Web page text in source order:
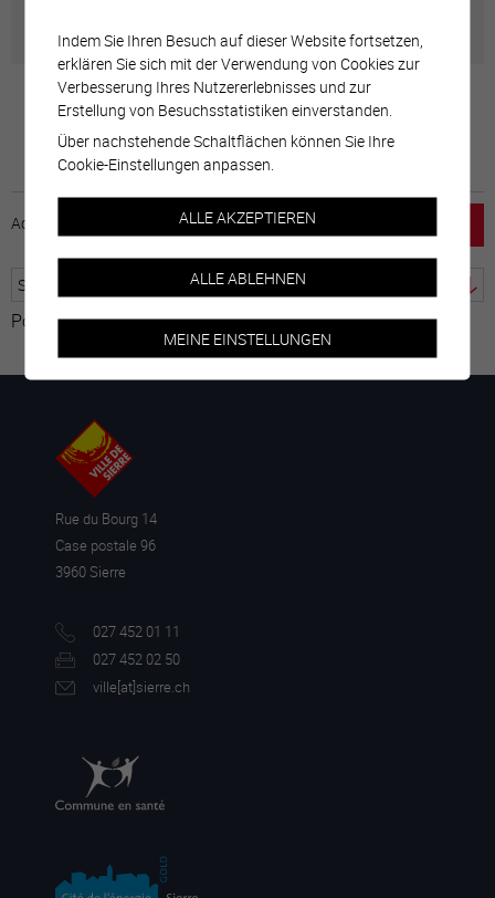
Accueil emploi Mentions légales
Powered by Google Übersetzer
Rue du Bourg 14
Case postale 96
3960 Sierre
027 452 01 11
027 452 02 50
ville[at]sierre.ch
Indem Sie Ihren Besuch auf dieser Website fortsetzen,
erklären Sie sich mit der Verwendung von Cookies zur
Verbesserung Ihres Nutzererlebnisses und zur
Erstellung von Besuchsstatistiken einverstanden.
Über nachstehende Schaltflächen können Sie Ihre
Cookie-Einstellungen anpassen.
ALLE AKZEPTIEREN
ALLE ABLEHNEN
MEINE EINSTELLUNGEN